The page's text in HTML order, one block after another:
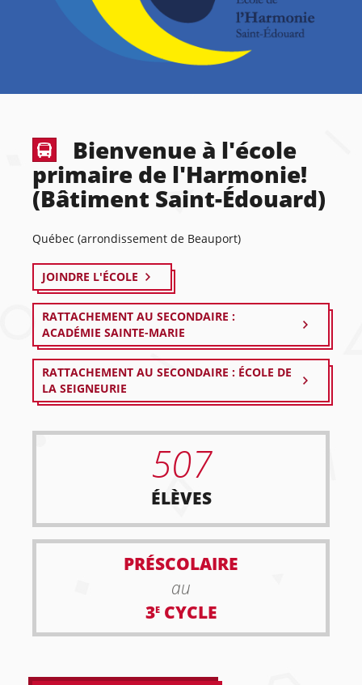
Bienvenue à l'école
primaire de l'Harmonie!
(Bâtiment Saint-Édouard)
Québec (arrondissement de Beauport)
JOINDRE L'ÉCOLE
RATTACHEMENT AU SECONDAIRE :
ACADÉMIE SAINTE-MARIE
RATTACHEMENT AU SECONDAIRE : ÉCOLE DE
LA SEIGNEURIE
507
ÉLÈVES
PRÉSCOLAIRE
au
3ECYCLE